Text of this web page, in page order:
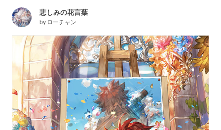
悲しみの花言葉
by ローチャン